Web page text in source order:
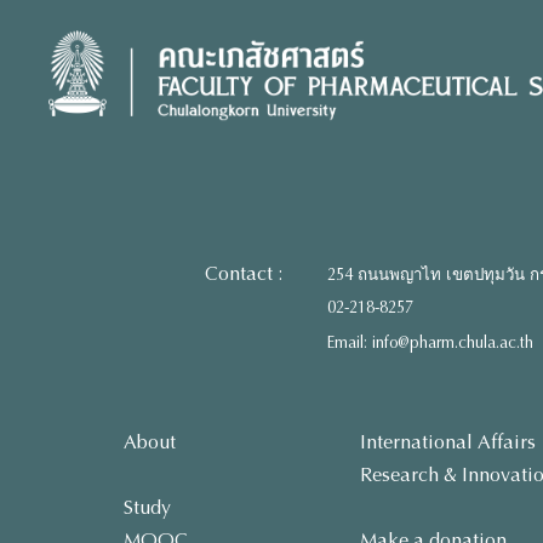
content
Contact :
254 ถนนพญาไท เขตปทุมวัน ก
02-218-8257
Email: info@pharm.chula.ac.th
About
Study
International Affairs
Research &